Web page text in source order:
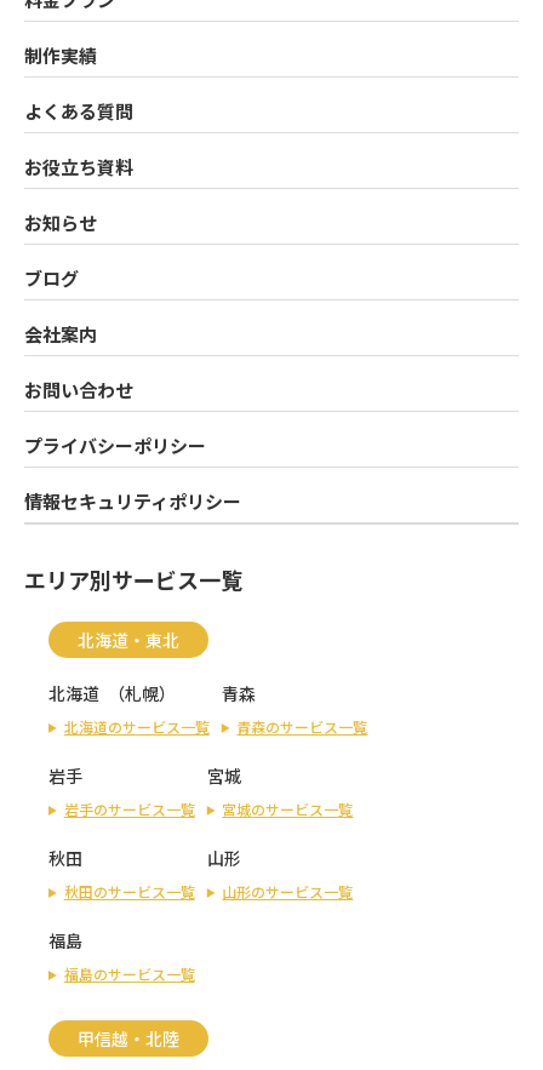
制作実績
よくある質問
お役立ち資料
お知らせ
ブログ
会社案内
お問い合わせ
プライバシーポリシー
情報セキュリティポリシー
エリア別サービス一覧
北海道・東北
北海道 （札幌）
北海道のサービス一覧
青森
青森のサービス一覧
岩手
岩手のサービス一覧
宮城
宮城のサービス一覧
秋田
秋田のサービス一覧
山形
山形のサービス一覧
福島
福島のサービス一覧
甲信越・北陸